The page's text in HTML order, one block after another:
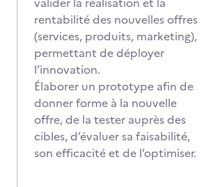
rentabilité des nouvelles offres
(services, produits, marketing),
permettant de déployer
l’innovation.
Élaborer un prototype afin de
donner forme à la nouvelle
offre, de la tester auprès des
cibles, d’évaluer sa faisabilité,
son efficacité et de l’optimiser.